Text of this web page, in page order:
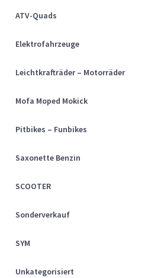
ATV-Quads
Elektrofahrzeuge
Leichtkrafträder – Motorräder
Mofa Moped Mokick
Pitbikes – Funbikes
Saxonette Benzin
SCOOTER
Sonderverkauf
SYM
Unkategorisiert